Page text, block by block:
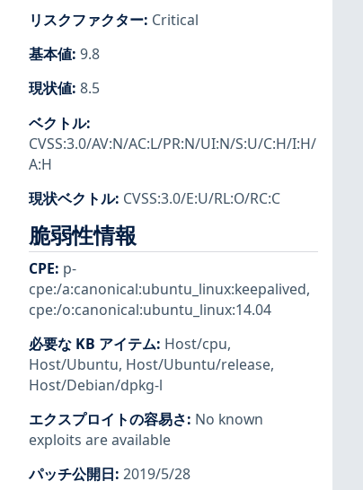
リスクファクター: Critical
基本値: 9.8
現状値: 8.5
ベクトル:
CVSS:3.0/AV:N/AC:L/PR:N/UI:N/S:U/C:H/I:H/
A:H
現状ベクトル: CVSS:3.0/E:U/RL:O/RC:C
脆弱性情報
CPE: p-
cpe:/a:canonical:ubuntu_linux:keepalived,
cpe:/o:canonical:ubuntu_linux:14.04
必要な KB アイテム: Host/cpu,
Host/Ubuntu, Host/Ubuntu/release,
Host/Debian/dpkg-l
エクスプロイトの容易さ: No known
exploits are available
パッチ公開日: 2019/5/28